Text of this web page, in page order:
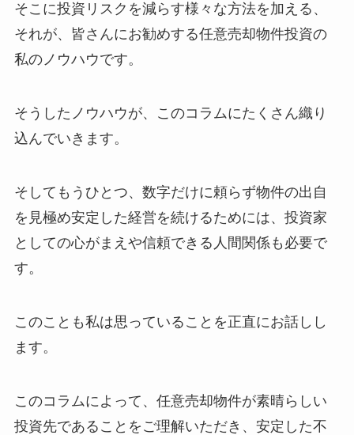
そこに投資リスクを減らす様々な方法を加える、
それが、皆さんにお勧めする任意売却物件投資の
私のノウハウです。
そうしたノウハウが、このコラムにたくさん織り
込んでいきます。
そしてもうひとつ、数字だけに頼らず物件の出自
を見極め安定した経営を続けるためには、投資家
としての心がまえや信頼できる人間関係も必要で
す。
このことも私は思っていることを正直にお話しし
ます。
このコラムによって、任意売却物件が素晴らしい
投資先であることをご理解いただき、安定した不